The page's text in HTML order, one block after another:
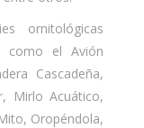
ornitológicas
como el Avión
Cascadeña,
Mirlo Acuático,
Oropéndola,